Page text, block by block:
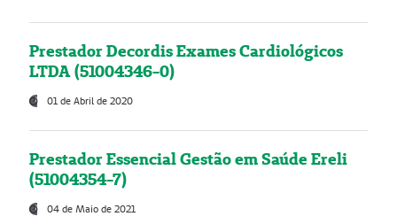
Prestador Decordis Exames Cardiológicos
LTDA (51004346-0)
01 de Abril de 2020
Prestador Essencial Gestão em Saúde Ereli
(51004354-7)
04 de Maio de 2021